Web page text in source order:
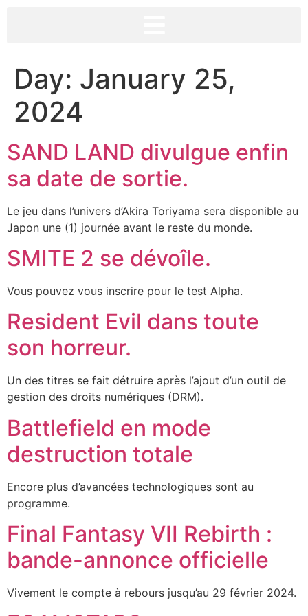
Day: January 25,
2024
SAND LAND divulgue enfin
sa date de sortie.
Le jeu dans l’univers d’Akira Toriyama sera disponible au
Japon une (1) journée avant le reste du monde.
SMITE 2 se dévoîle.
Vous pouvez vous inscrire pour le test Alpha.
Resident Evil dans toute
son horreur.
Un des titres se fait détruire après l’ajout d’un outil de
gestion des droits numériques (DRM).
Battlefield en mode
destruction totale
Encore plus d’avancées technologiques sont au
programme.
Final Fantasy VII Rebirth :
bande-annonce officielle
Vivement le compte à rebours jusqu’au 29 février 2024.